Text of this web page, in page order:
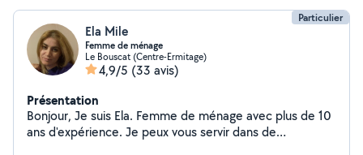
Particulier
Ela Mile
Femme de ménage
Le Bouscat (Centre-Ermitage)
4,9/5 (33 avis)
Présentation
Bonjour, Je suis Ela. Femme de ménage avec plus de 10
ans d'expérience. Je peux vous servir dans de